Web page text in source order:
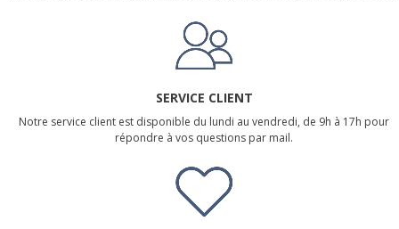
SERVICE CLIENT
Notre service client est disponible du lundi au vendredi, de 9h à 17h pour
répondre à vos questions par mail.